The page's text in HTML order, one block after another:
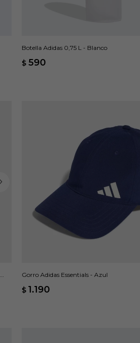
Botella Adidas 0,75 L - Blanco
$ 590
Gorro Adidas Essentials - Azul
$ 1.190